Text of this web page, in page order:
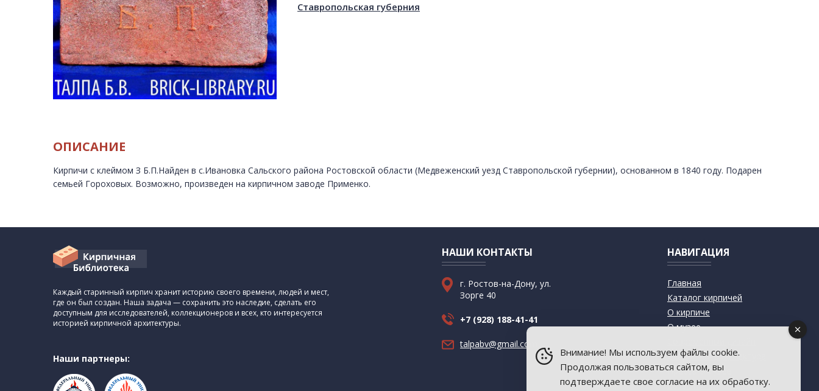
Ставропольская губерния
ОПИСАНИЕ
Кирпичи с клеймом З Б.П.Найден в с.Ивановка Сальского района Ростовской области (Медвеженский уезд Ставропольской губернии), основанном в 1840 году. Подарен
семьей Гороховых. Возможно, произведен на кирпичном заводе Применко.
Каждый старинный кирпич хранит историю своего времени, людей и мест,
где он был создан. Наша задача — сохранить это наследие, сделать его
доступным для исследователей, коллекционеров и всех, кто интересуется
историей кирпичной архитектуры.
Наши партнеры:
НАШИ КОНТАКТЫ
г. Ростов-на-Дону, ул.
Зорге 40
+7 (928) 188-41-41
talpabv@gmail.com
НАВИГАЦИЯ
Главная
Каталог кирпичей
О кирпиче
О музее
Старинная архитектура
Пресса о музее
База знаний
Внимание! Мы используем файлы cookie.
Продолжая пользоваться сайтом, вы
подтверждаете свое согласие на их обработку.